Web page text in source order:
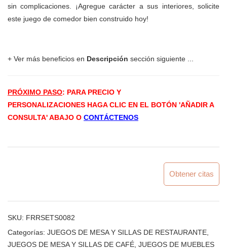
sin complicaciones. ¡Agregue carácter a sus interiores, solicite
este juego de comedor bien construido hoy!
+ Ver más beneficios en Descripción sección siguiente ...
PRÓXIMO PASO: PARA PRECIO Y
PERSONALIZACIONES HAGA CLIC EN EL BOTÓN 'AÑADIR A
CONSULTA' ABAJO O CONTÁCTENOS
Obtener citas
SKU: FRRSETS0082
Categorías: JUEGOS DE MESA Y SILLAS DE RESTAURANTE
JUEGOS DE MESA Y SILLAS DE CAFÉ JUEGOS DE MUEBLES